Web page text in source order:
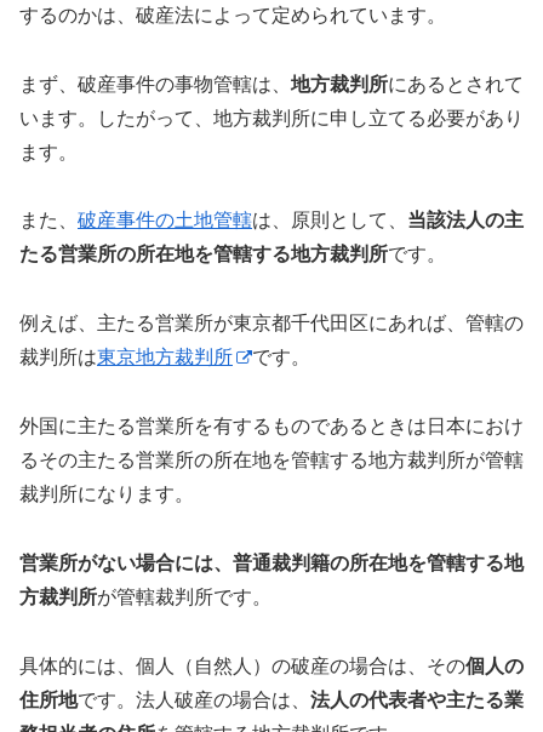
するのかは、破産法によって定められています。
まず、破産事件の事物管轄は、 地方裁判所にあるとされて
います。したがって、地方裁判所に申し立てる必要があり
ます。
また、 破産事件の土地管轄は、原則として、 当該法人の主
たる営業所の所在地を管轄する地方裁判所です。
例えば、主たる営業所が東京都千代田区にあれば、管轄の
裁判所は東京地方裁判所 です。
外国に主たる営業所を有するものであるときは日本におけ
るその主たる営業所の所在地を管轄する地方裁判所が管轄
裁判所になります。
営業所がない場合には、普通裁判籍の所在地を管轄する地
方裁判所が管轄裁判所です。
具体的には、個人（自然人）の破産の場合は、その個人の
住所地です。法人破産の場合は、 法人の代表者や主たる業